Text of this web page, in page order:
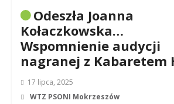
Odeszła Joanna
Kołaczkowska…
Wspomnienie audycji
nagranej z Kabaretem
17 lipca, 2025
WTZ PSONI Mokrzeszów
We use cookies on our website to give
relevant experience by remembering
repeat visits. By clicking “Accept”, you
ALL the cookies.
Cookie settings